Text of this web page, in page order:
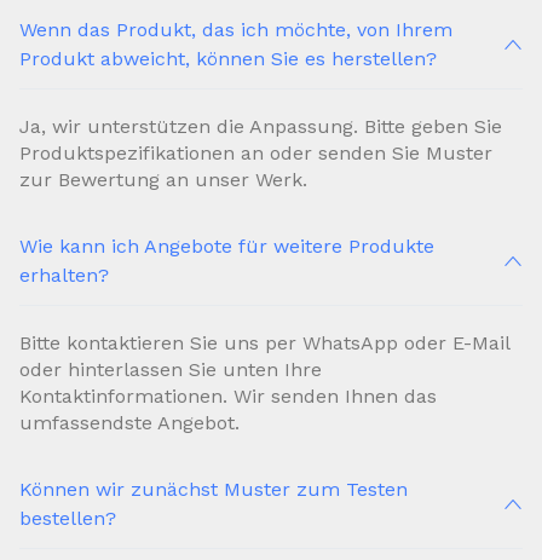
Wenn das Produkt, das ich möchte, von Ihrem
Produkt abweicht, können Sie es herstellen?
Ja, wir unterstützen die Anpassung. Bitte geben Sie
Produktspezifikationen an oder senden Sie Muster
zur Bewertung an unser Werk.
Wie kann ich Angebote für weitere Produkte
erhalten?
Bitte kontaktieren Sie uns per WhatsApp oder E-Mail
oder hinterlassen Sie unten Ihre
Kontaktinformationen. Wir senden Ihnen das
umfassendste Angebot.
Können wir zunächst Muster zum Testen
bestellen?